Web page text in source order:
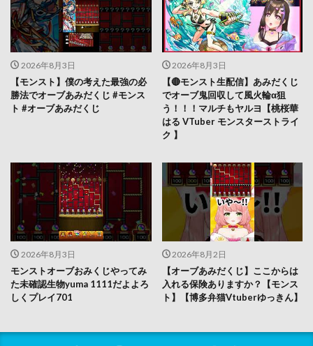
2026年8月3日
【モンスト】僕の考えた最強の必
勝法でオーブあみだくじ #モンス
ト #オーブあみだくじ
2026年8月3日
【🔴モンスト生配信】あみだくじ
でオーブ鬼回収して風火輪α狙
う！！！マルチもヤルヨ【桃桜華
はる VTuber モンスターストライ
ク 】
2026年8月3日
モンストオーブおみくじやってみ
た未確認生物yuma 1111だよよろ
しくプレイ701
2026年8月2日
【オーブあみだくじ】ここからは
入れる保険ありますか？【モンス
ト】【博多弁猫Vtuberゆっきん】